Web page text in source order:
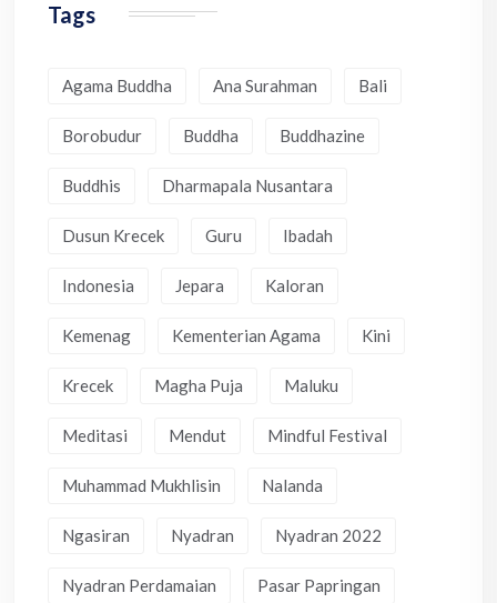
Tags
Agama Buddha Ana Surahman Bali
Borobudur Buddha Buddhazine
Buddhis Dharmapala Nusantara
Dusun Krecek Guru Ibadah
Indonesia Jepara Kaloran
Kemenag Kementerian Agama Kini
Krecek Magha Puja Maluku
Meditasi Mendut Mindful Festival
Muhammad Mukhlisin Nalanda
Ngasiran Nyadran Nyadran 2022
Nyadran Perdamaian Pasar Papringan